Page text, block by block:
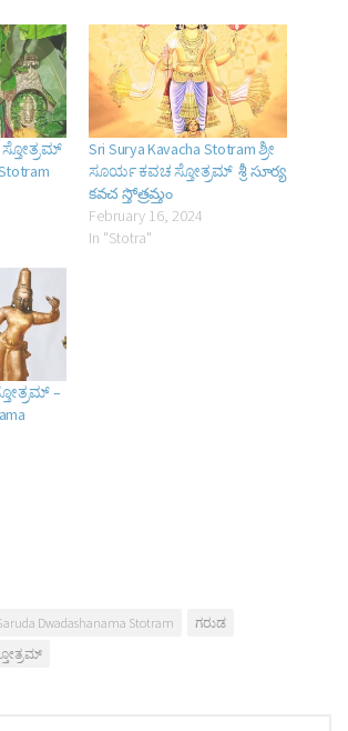
ಸ್ತೋತ್ರಮ್
Sri Surya Kavacha Stotram ಶ್ರೀ
ಸೂರ್ಯ ಕವಚ ಸ್ತೋತ್ರಮ್ శ్రీ సూర్య
కవచ స్తోత్రమ్తం
February 16, 2024
In "Stotra"
–
Dwadashanama Stotram
ಗರುಡ